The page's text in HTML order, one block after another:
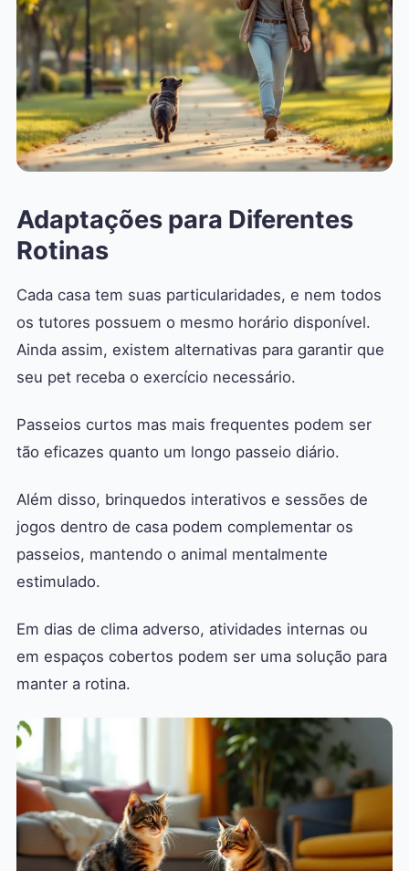
Adaptações para Diferentes
Rotinas
Cada casa tem suas particularidades, e nem todos
os tutores possuem o mesmo horário disponível.
Ainda assim, existem alternativas para garantir que
seu pet receba o exercício necessário.
Passeios curtos mas mais frequentes podem ser
tão eficazes quanto um longo passeio diário.
Além disso, brinquedos interativos e sessões de
jogos dentro de casa podem complementar os
passeios, mantendo o animal mentalmente
estimulado.
Em dias de clima adverso, atividades internas ou
em espaços cobertos podem ser uma solução para
manter a rotina.